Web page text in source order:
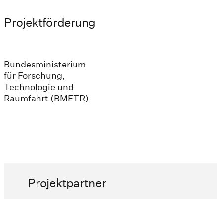
Projektförderung
Bundesministerium
für ­Forschung,
Technologie und
Raumfahrt (BMFTR)
Projektpartner